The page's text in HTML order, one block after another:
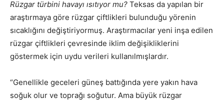
Rüzgar türbini havayı ısıtıyor mu? Teksas da yapılan bir
araştırmaya göre rüzgar çiftlikleri bulunduğu yörenin
sıcaklığını değiştiriyormuş. Araştırmacılar yeni inşa edilen
rüzgar çiftlikleri çevresinde iklim değişikliklerini
göstermek için uydu verileri kullanılmışlardır.
“Genellikle geceleri güneş battığında yere yakın hava
soğuk olur ve toprağı soğutur. Ama büyük rüzgar